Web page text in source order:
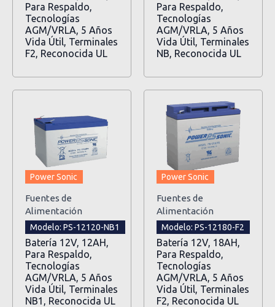
Para Respaldo,
Tecnologías
AGM/VRLA, 5 Años
Vida Útil, Terminales
F2, Reconocida UL
Para Respaldo,
Tecnologías
AGM/VRLA, 5 Años
Vida Útil, Terminales
NB, Reconocida UL
Power Sonic
Fuentes de
Alimentación
Modelo: PS-12120-NB1
Batería 12V, 12AH,
Para Respaldo,
Tecnologías
AGM/VRLA, 5 Años
Vida Útil, Terminales
NB1, Reconocida UL
Power Sonic
Fuentes de
Alimentación
Modelo: PS-12180-F2
Batería 12V, 18AH,
Para Respaldo,
Tecnologías
AGM/VRLA, 5 Años
Vida Útil, Terminales
F2, Reconocida UL